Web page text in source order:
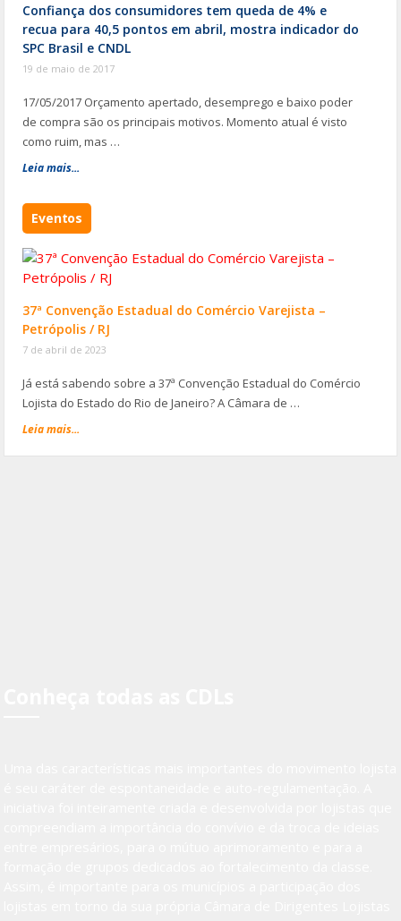
Confiança dos consumidores tem queda de 4% e
recua para 40,5 pontos em abril, mostra indicador do
SPC Brasil e CNDL
19 de maio de 2017
17/05/2017 Orçamento apertado, desemprego e baixo poder
de compra são os principais motivos. Momento atual é visto
como ruim, mas …
Leia mais...
Eventos
37ª Convenção Estadual do Comércio Varejista –
Petrópolis / RJ
7 de abril de 2023
Já está sabendo sobre a 37ª Convenção Estadual do Comércio
Lojista do Estado do Rio de Janeiro? A Câmara de …
Leia mais...